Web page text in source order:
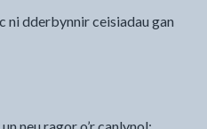
ni dderbynnir ceisiadau gan